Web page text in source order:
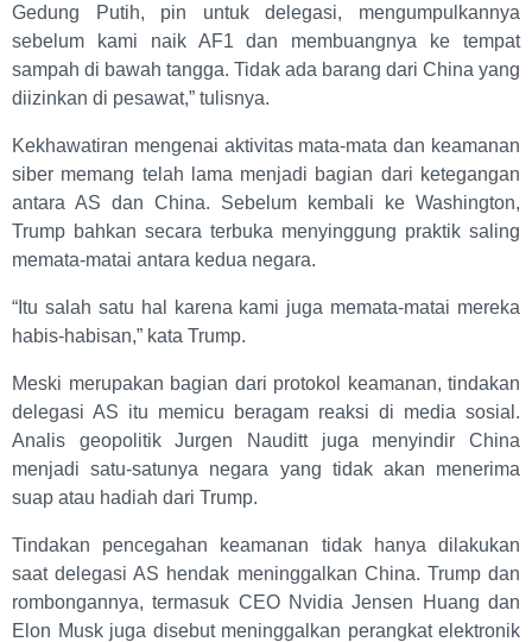
Gedung Putih, pin untuk delegasi, mengumpulkannya
sebelum kami naik AF1 dan membuangnya ke tempat
sampah di bawah tangga. Tidak ada barang dari China yang
diizinkan di pesawat,” tulisnya.
Kekhawatiran mengenai aktivitas mata-mata dan keamanan
siber memang telah lama menjadi bagian dari ketegangan
antara AS dan China. Sebelum kembali ke Washington,
Trump bahkan secara terbuka menyinggung praktik saling
memata-matai antara kedua negara.
“Itu salah satu hal karena kami juga memata-matai mereka
habis-habisan,” kata Trump.
Meski merupakan bagian dari protokol keamanan, tindakan
delegasi AS itu memicu beragam reaksi di media sosial.
Analis geopolitik Jurgen Nauditt juga menyindir China
menjadi satu-satunya negara yang tidak akan menerima
suap atau hadiah dari Trump.
Tindakan pencegahan keamanan tidak hanya dilakukan
saat delegasi AS hendak meninggalkan China. Trump dan
rombongannya, termasuk CEO Nvidia Jensen Huang dan
Elon Musk juga disebut meninggalkan perangkat elektronik